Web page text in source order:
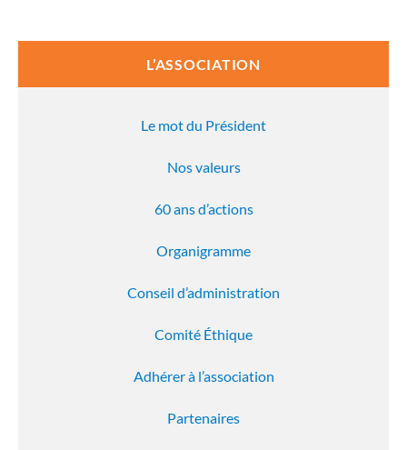
L’ASSOCIATION
Le mot du Président
Nos valeurs
60 ans d’actions
Organigramme
Conseil d’administration
Comité Éthique
Adhérer à l’association
Partenaires